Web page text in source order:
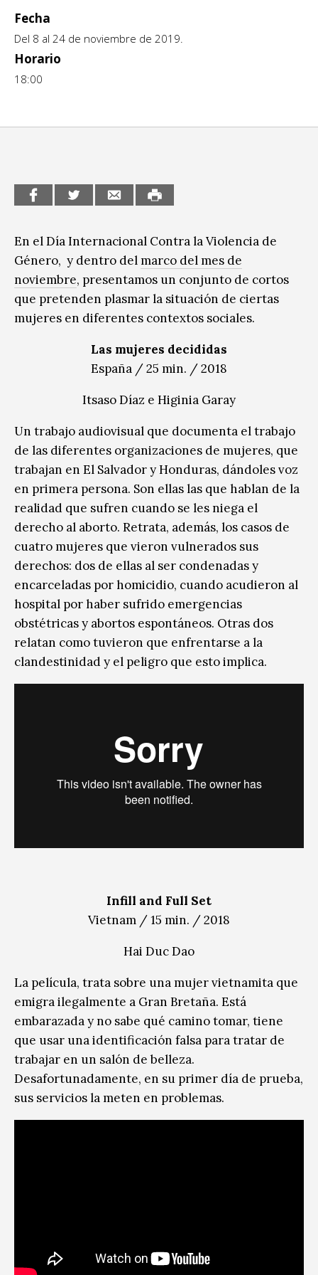
CCE en el interior/libros
Espacio itinerante de lectura infantil
Exposiciones
Formación
Infantil y Juvenil
Medio Ambiente
Sin categoría
Fecha
Del 8 al 24 de noviembre de 2019.
Horario
18:00
En el Día Internacional Contra la Violencia de
Género, y dentro delmarco del mes de
noviembre, presentamos un conjunto de cortos
que pretenden plasmar la situación de ciertas
mujeres en diferentes contextos sociales.
Las mujeres decididas
España / 25 min. / 2018
Itsaso Díaz e Higinia Garay
Un trabajo audiovisual que documenta el trabajo
de las diferentes organizaciones de mujeres, que
trabajan en El Salvador y Honduras, dándoles voz
en primera persona. Son ellas las que hablan de la
realidad que sufren cuando se les niega el
derecho al aborto. Retrata, además, los casos de
cuatro mujeres que vieron vulnerados sus
derechos: dos de ellas al ser condenadas y
encarceladas por homicidio, cuando acudieron al
hospital por haber sufrido emergencias
obstétricas y abortos espontáneos. Otras dos
relatan como tuvieron que enfrentarse a la
clandestinidad y el peligro que esto implica.
Infill and Full Set
Vietnam / 15 min. / 2018
Hai Duc Dao
La película, trata sobre una mujer vietnamita que
emigra ilegalmente a Gran Bretaña. Está
embarazada y no sabe qué camino tomar, tiene
que usar una identificación falsa para tratar de
trabajar en un salón de belleza.
Desafortunadamente, en su primer día de prueba,
sus servicios la meten en problemas.